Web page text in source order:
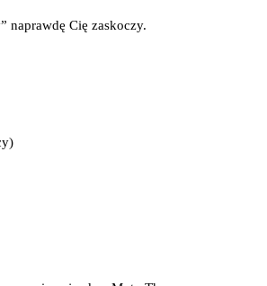
naprawdę Cię zaskoczy.